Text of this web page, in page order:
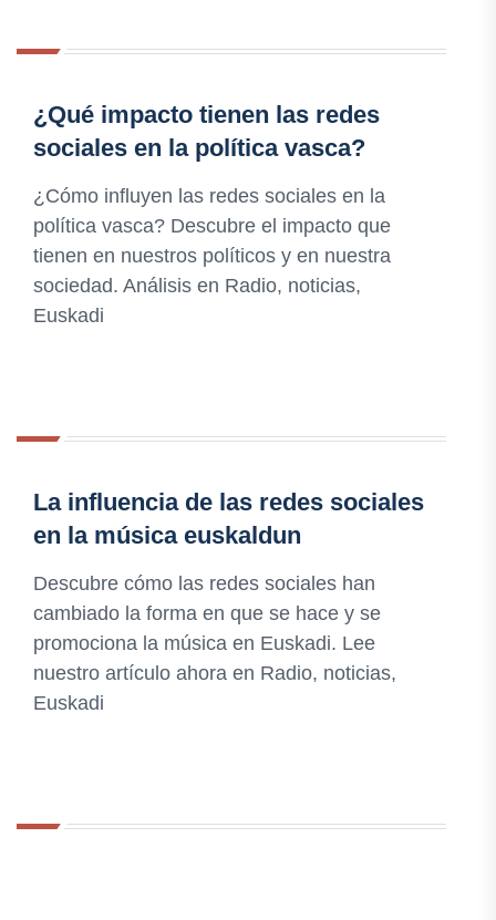
¿Qué impacto tienen las redes
sociales en la política vasca?
¿Cómo influyen las redes sociales en la
política vasca? Descubre el impacto que
tienen en nuestros políticos y en nuestra
sociedad. Análisis en Radio, noticias,
Euskadi
La influencia de las redes sociales
en la música euskaldun
Descubre cómo las redes sociales han
cambiado la forma en que se hace y se
promociona la música en Euskadi. Lee
nuestro artículo ahora en Radio, noticias,
Euskadi